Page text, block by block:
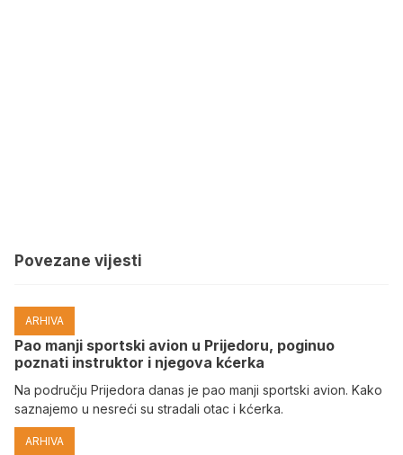
Povezane vijesti
ARHIVA
Pao manji sportski avion u Prijedoru, poginuo
poznati instruktor i njegova kćerka
Na području Prijedora danas je pao manji sportski avion. Kako
saznajemo u nesreći su stradali otac i kćerka.
ARHIVA